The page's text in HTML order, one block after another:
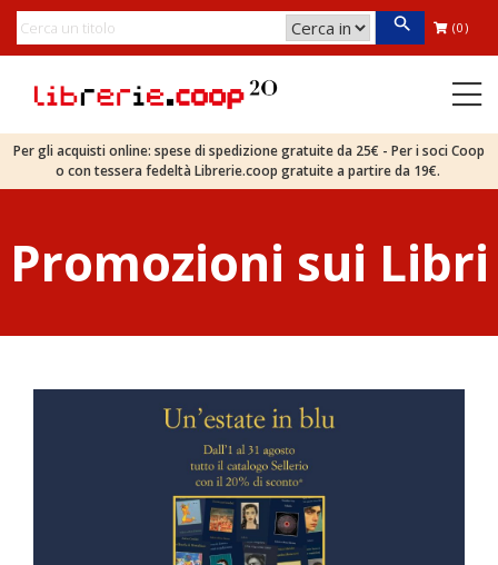
(0)
Per gli acquisti online: spese di spedizione gratuite da 25€ - Per i soci Coop
o con tessera fedeltà Librerie.coop gratuite a partire da 19€.
Promozioni sui Libri